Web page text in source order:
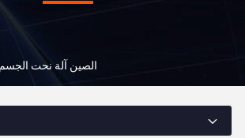
الصين آلة نحت الجسم